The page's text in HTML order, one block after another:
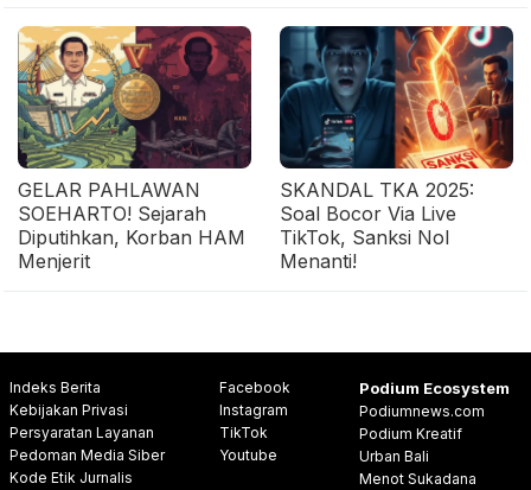
GELAR PAHLAWAN
SOEHARTO! Sejarah
Diputihkan, Korban HAM
Menjerit
SKANDAL TKA 2025:
Soal Bocor Via Live
TikTok, Sanksi Nol
Menanti!
Indeks Berita
Kebijakan Privasi
Persyaratan Layanan
Pedoman Media Siber
Kode Etik Jurnalis
Facebook
Instagram
TikTok
Youtube
Podium Ecosystem
Podiumnews.com
Podium Kreatif
Urban Bali
Menot Sukadana